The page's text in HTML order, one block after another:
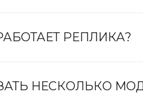
РЕПЛИКА?
НЕСКОЛЬКО